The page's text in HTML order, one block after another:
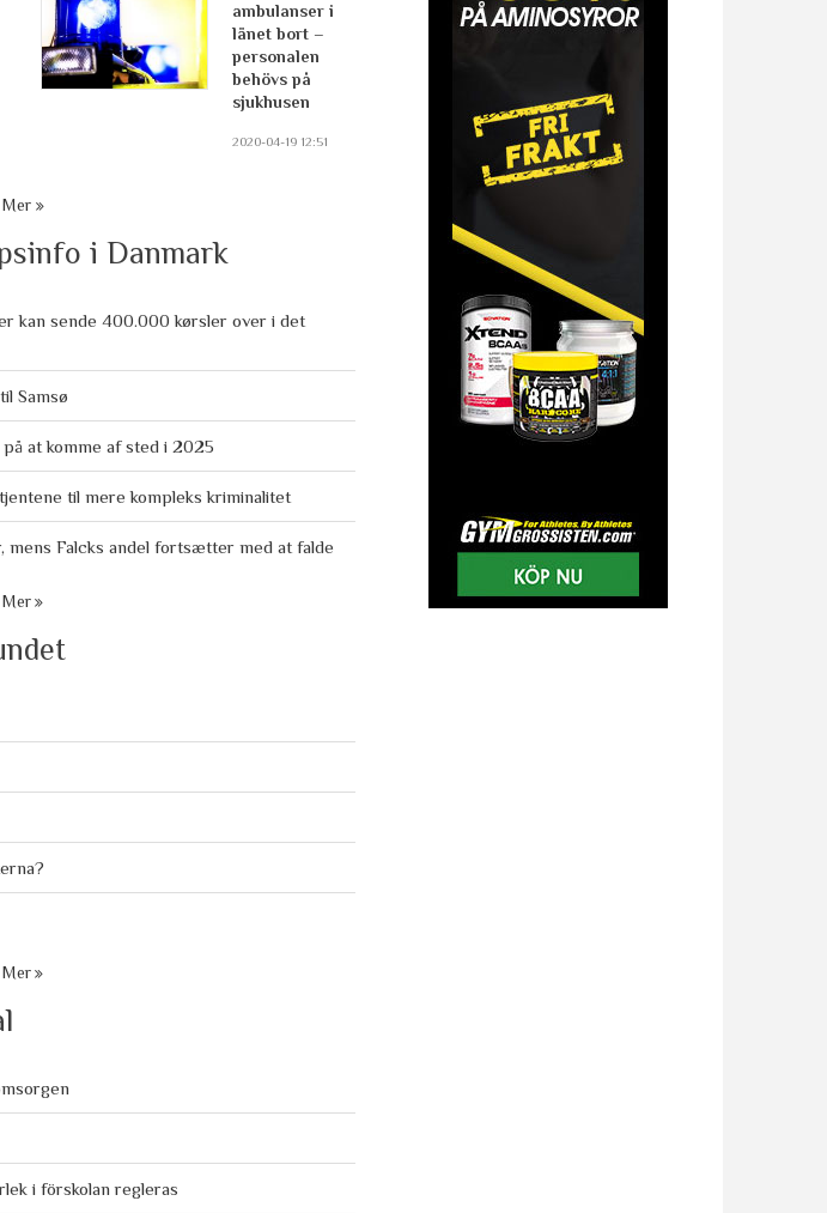
ambulanser i
länet bort –
personalen
behövs på
sjukhusen
2020-04-19 12:51
Mer
i Danmark
kan sende 400.000 kørsler over i det
Samsø
at komme af sted i 2025
til mere kompleks kriminalitet
mens Falcks andel fortsætter med at falde
Mer
Mer
i förskolan regleras